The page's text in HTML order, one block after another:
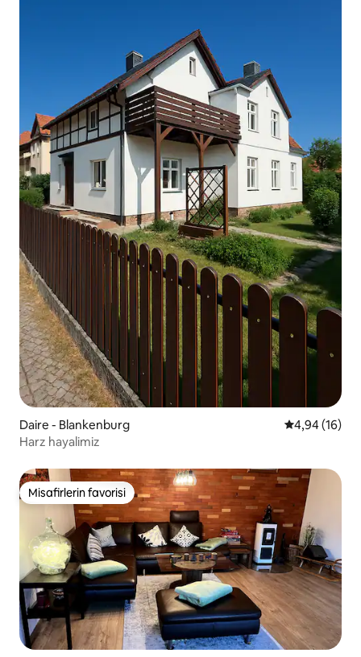
Daire - Blankenburg 5 üzerinden
4,94 (16)
Harz hayalimiz
Misafirlerin favorisi
Misafirlerin favorisi